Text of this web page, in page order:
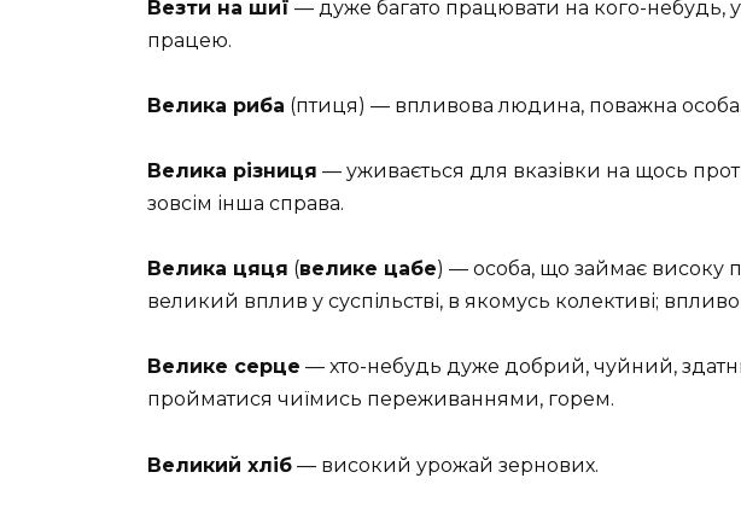
Везти на шиї — дуже багато працювати на кого-небудь,
працею.
Велика риба (птиця) — впливова людина, поважна особа.
Велика різниця — уживається для вказівки на щось
зовсім інша справа.
Велика цяця (велике цабе) — особа, що займає високу
великий вплив у суспільстві, в якомусь колективі;
Велике серце — хто-небудь дуже добрий, чуйний,
пройматися чиїмись переживаннями, горем.
Великий хліб — високий урожай зернових.